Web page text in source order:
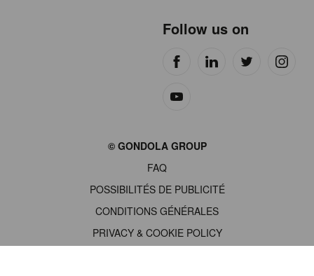
Follow us on
© GONDOLA GROUP
FAQ
POSSIBILITÉS DE PUBLICITÉ
CONDITIONS GÉNÉRALES
PRIVACY & COOKIE POLICY